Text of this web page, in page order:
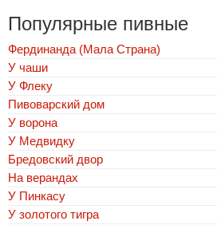
Популярные пивные
Фердинанда (Мала Страна)
У чаши
У Флеку
Пивоварский дом
У ворона
У Медвидку
Бредовский двор
На верандах
У Пинкасу
У золотого тигра